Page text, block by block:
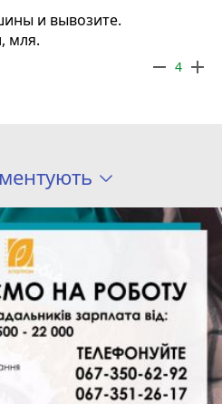
и вывозите.
мля.
remove 4 add